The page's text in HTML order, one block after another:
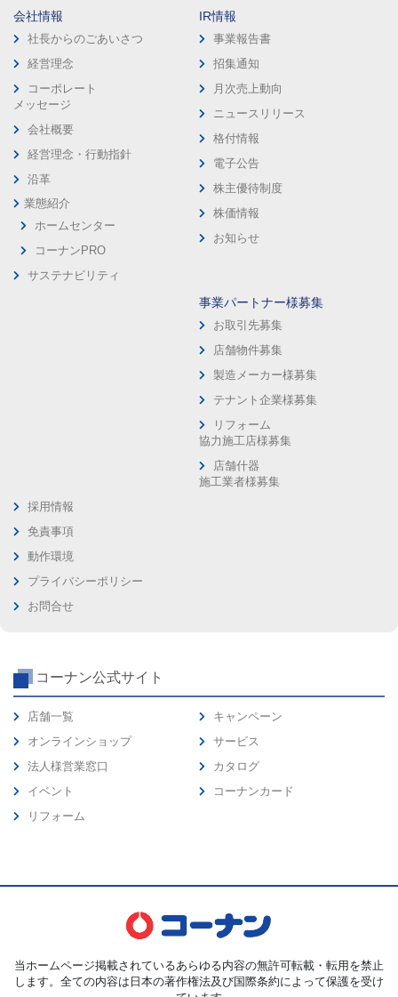
会社情報
社長からのごあいさつ
経営理念
コーポレート
メッセージ
会社概要
経営理念・行動指針
沿革
業態紹介
ホームセンター
コーナンPRO
サステナビリティ
IR情報
事業報告書
招集通知
月次売上動向
ニュースリリース
格付情報
電子公告
株主優待制度
株価情報
お知らせ
事業パートナー様募集
お取引先募集
店舗物件募集
製造メーカー様募集
テナント企業様募集
リフォーム
協力施工店様募集
店舗什器
施工業者様募集
採用情報
免責事項
動作環境
プライバシーポリシー
お問合せ
コーナン公式サイト
店舗一覧
オンラインショップ
法人様営業窓口
イベント
リフォーム
キャンペーン
サービス
カタログ
コーナンカード
当ホームページ掲載されているあらゆる内容の無許可転載・転用を禁止
します。全ての内容は日本の著作権法及び国際条約によって保護を受け